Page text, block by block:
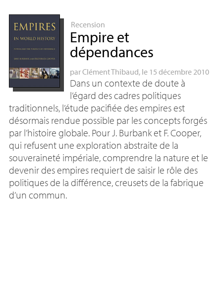
Recension
Empire et
dépendances
parClément Thibaud, le 15 décembre 2010
Dans un contexte de doute à
l’égard des cadres politiques
traditionnels, l’étude pacifiée des empires est
désormais rendue possible par les concepts forgés
par l’histoire globale. Pour J. Burbank et F. Cooper,
qui refusent une exploration abstraite de la
souveraineté impériale, comprendre la nature et le
devenir des empires requiert de saisir le rôle des
politiques de la différence, creusets de la fabrique
d’un commun.